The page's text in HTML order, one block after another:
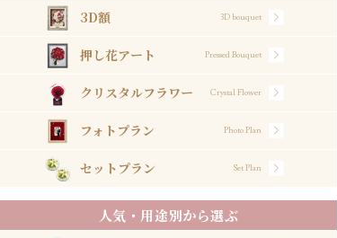
3D額 3D bouquet
押し花アート Pressed Bouquet
クリスタルフラワー Crystal Flower
フォトプラン Photo Plan
セットプラン Set Plan
人気・用途別から選ぶ